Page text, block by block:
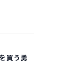
買う勇